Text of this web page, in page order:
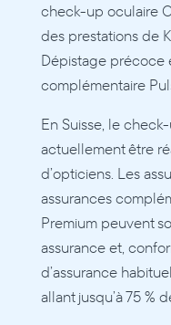
check-up oculaire
des prestations de
Dépistage précoce
complémentaire
En Suisse, le
actuellement être
d’opticiens. Les
assurances
Premium peuvent
assurance et,
d’assurance
allant jusqu’à 75 %